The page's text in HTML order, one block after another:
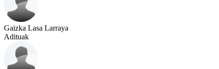
Gaizka Lasa Larraya
Adituak